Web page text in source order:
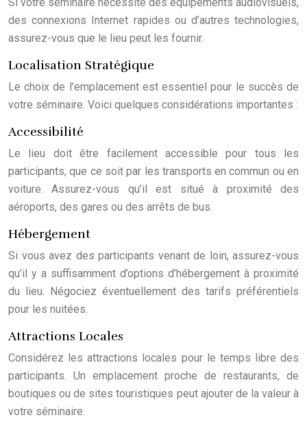
des connexions Internet rapides ou d’autres technologies,
assurez-vous que le lieu peut les fournir.
Localisation Stratégique
Le choix de l’emplacement est essentiel pour le succès de
votre séminaire. Voici quelques considérations importantes :
Accessibilité
Le lieu doit être facilement accessible pour tous les
participants, que ce soit par les transports en commun ou en
voiture. Assurez-vous qu’il est situé à proximité des
aéroports, des gares ou des arrêts de bus.
Hébergement
Si vous avez des participants venant de loin, assurez-vous
qu’il y a suffisamment d’options d’hébergement à proximité
du lieu. Négociez éventuellement des tarifs préférentiels
pour les nuitées.
Attractions Locales
Considérez les attractions locales pour le temps libre des
participants. Un emplacement proche de restaurants, de
boutiques ou de sites touristiques peut ajouter de la valeur à
votre séminaire.